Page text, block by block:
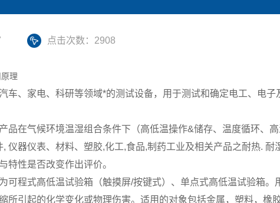
点击次数：2908
理
车、家电、科研等领域*的测试设备，用于测试和确定电工、电
品在气候环境温湿组合条件下（高低温操作&储存、温度循环、
仪器仪表、材料、塑胶,化工,食品,制药工业及相关产品之耐热.
特性是否改变作出评价。
可程式高低温试验箱（触摸屏/按键式）、单点式高低温试验箱
所引起的化学变化或物理伤害。适用的对象包括金属，塑料，